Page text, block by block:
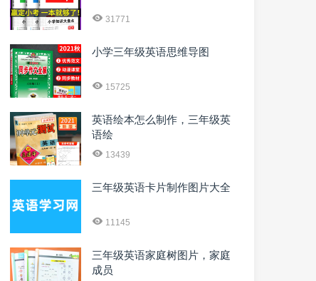
31771
小学三年级英语思维导图
15725
英语绘本怎么制作，三年级英
语绘
13439
三年级英语卡片制作图片大全
11145
三年级英语家庭树图片，家庭
成员